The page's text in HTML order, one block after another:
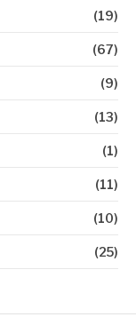
(19)
(67)
(9)
(13)
(1)
(11)
(10)
(25)